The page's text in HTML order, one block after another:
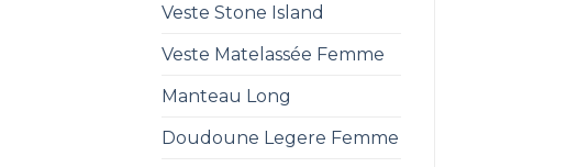
Veste Stone Island
Veste Matelassée Femme
Manteau Long
Doudoune Legere Femme